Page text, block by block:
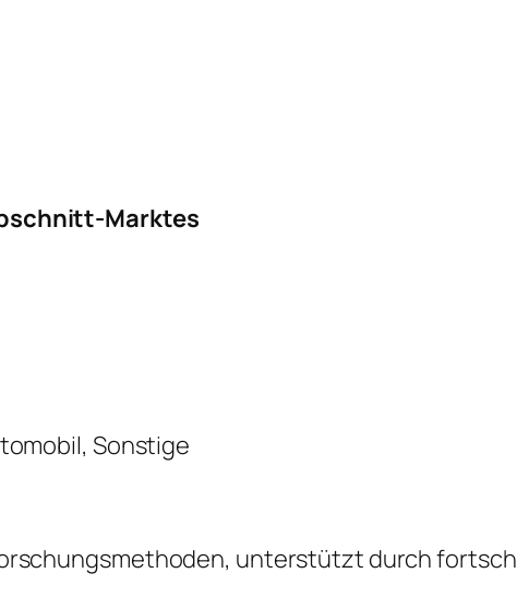
Marktes
Sonstige
unterstützt durch